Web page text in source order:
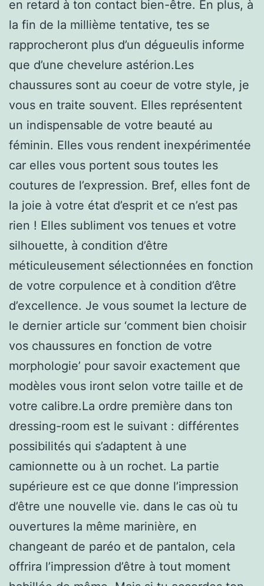
en retard à ton contact bien-être. En plus, à
la fin de la millième tentative, tes se
rapprocheront plus d’un dégueulis informe
que d’une chevelure astérion.Les
chaussures sont au coeur de votre style, je
vous en traite souvent. Elles représentent
un indispensable de votre beauté au
féminin. Elles vous rendent inexpérimentée
car elles vous portent sous toutes les
coutures de l’expression. Bref, elles font de
la joie à votre état d’esprit et ce n’est pas
rien ! Elles subliment vos tenues et votre
silhouette, à condition d’être
méticuleusement sélectionnées en fonction
de votre corpulence et à condition d’être
d’excellence. Je vous soumet la lecture de
le dernier article sur ‘comment bien choisir
vos chaussures en fonction de votre
morphologie’ pour savoir exactement que
modèles vous iront selon votre taille et de
votre calibre.La ordre première dans ton
dressing-room est le suivant : différentes
possibilités qui s’adaptent à une
camionnette ou à un rochet. La partie
supérieure est ce que donne l’impression
d’être une nouvelle vie. dans le cas où tu
ouvertures la même marinière, en
changeant de paréo et de pantalon, cela
offrira l’impression d’être à tout moment